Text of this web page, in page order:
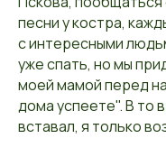
песни у костра,
с интересными
уже спать, но мы
моей мамой перед
дома успеете". В то
вставал, я только